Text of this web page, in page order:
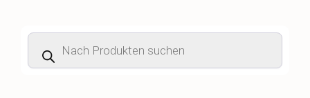
Products
search